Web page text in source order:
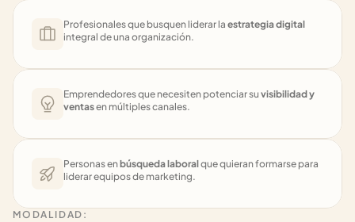
Profesionales que busquen liderar la estrategia digital
integral de una organización.
Emprendedores que necesiten potenciar su visibilidad y
ventas en múltiples canales.
Personas en búsqueda laboral que quieran formarse para
liderar equipos de marketing.
MODALIDAD: